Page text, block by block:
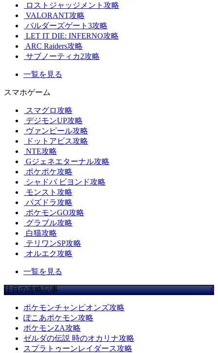
ロストジャッジメント攻略
VALORANT攻略
バルダーズゲート3攻略
LET IT DIE: INFERNO攻略
ARC Raiders攻略
サブノーティカ2攻略
一覧を見る
スマホゲーム
スマグロ攻略
デジモンUP攻略
ヴァンピール攻略
ドットアビス攻略
NTE攻略
Gジェネエターナル攻略
ポケポケ攻略
シャドバ ビヨンド攻略
モンスト攻略
パズドラ攻略
ポケモンGO攻略
グラブル攻略
白猫攻略
テリワンSP攻略
オルエク攻略
一覧を見る
注目の攻略記事
ポケモンチャンピオンズ攻略
ぽこあポケモン攻略
ポケモンZA攻略
ゼルダの伝説 時のオカリナ攻略
スプラトゥーンレイダース攻略